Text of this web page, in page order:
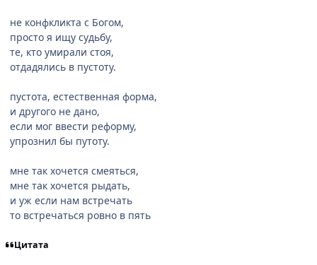
не конфкликта с Богом,
просто я ищу судьбу,
те, кто умирали стоя,
отдадялись в пустоту.
пустота, естественная форма,
и другого не дано,
если мог ввести реформу,
упрознил бы путоту.
мне так хочется смеяться,
мне так хочется рыдать,
и уж если нам встречать
то встречаться ровно в пять
Цитата